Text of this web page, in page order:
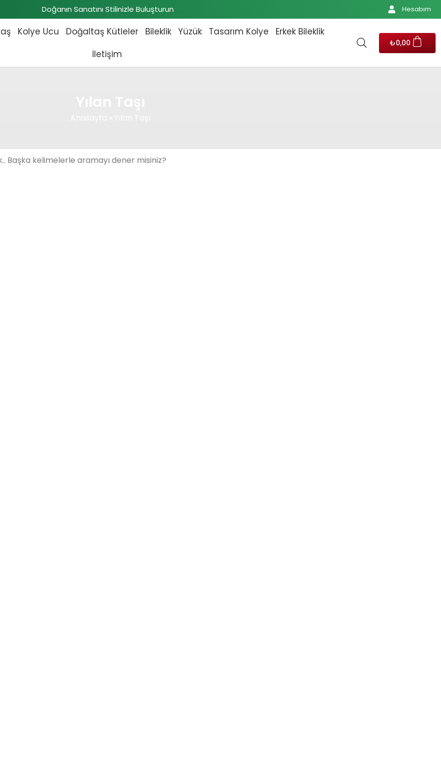
Doğanın Sanatını Stilinizle Buluşturun Hesabım
Kolye Ucu Doğaltaş Kütleler Bileklik Yüzük Tasarım Kolye
Erkek Bileklik
İletişim
₺0,00
Başka kelimelerle aramayı dener misiniz?